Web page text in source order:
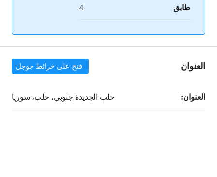
طابق 4
العنوان فتح على خرائط جوجل
العنوان: حلب الجديدة جنوبي، حلب، سوريا